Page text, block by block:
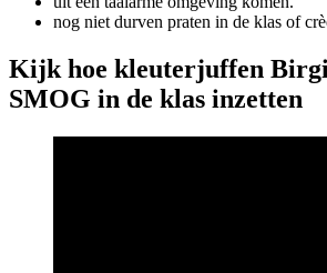
nog niet durven praten in de klas of
Kijk hoe kleuterjuffen
SMOG in de klas inzetten